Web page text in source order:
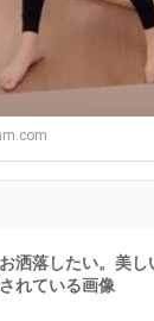
洒落したい。美し
れている画像